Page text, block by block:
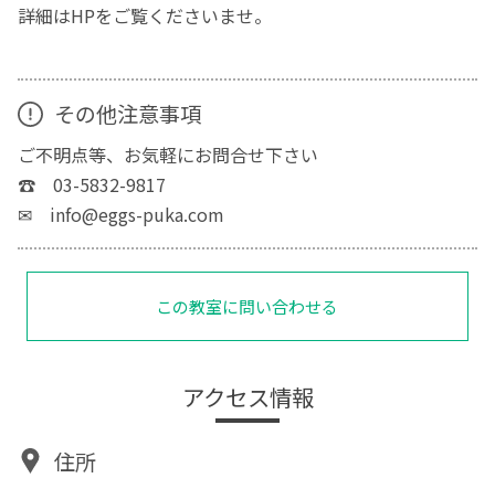
詳細はHPをご覧くださいませ。
その他注意事項
ご不明点等、お気軽にお問合せ下さい
☎ 03-5832-9817
✉ info@eggs-puka.com
この教室に問い合わせる
アクセス情報
住所